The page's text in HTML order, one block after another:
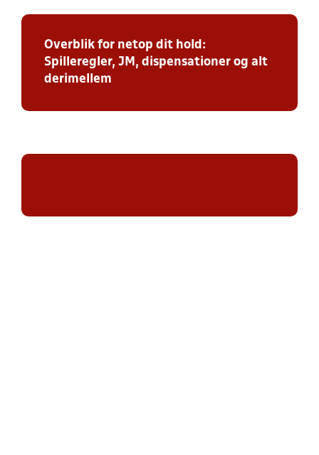
Overblik for netop dit hold:
Spilleregler, JM, dispensationer og alt
derimellem